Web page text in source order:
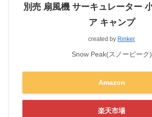
別売 扇風機 サーキュレーター
ア キャンプ
created by Rinker
Snow Peak(スノーピーク)
Amazon
楽天市場